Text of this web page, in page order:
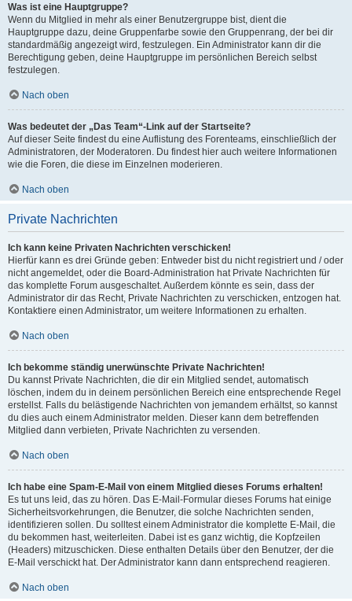
Was ist eine Hauptgruppe?
Wenn du Mitglied in mehr als einer Benutzergruppe bist, dient die
Hauptgruppe dazu, deine Gruppenfarbe sowie den Gruppenrang, der bei dir
standardmäßig angezeigt wird, festzulegen. Ein Administrator kann dir die
Berechtigung geben, deine Hauptgruppe im persönlichen Bereich selbst
festzulegen.
Nach oben
Was bedeutet der „Das Team“-Link auf der Startseite?
Auf dieser Seite findest du eine Auflistung des Forenteams, einschließlich der
Administratoren, der Moderatoren. Du findest hier auch weitere Informationen
wie die Foren, die diese im Einzelnen moderieren.
Nach oben
Private Nachrichten
Ich kann keine Privaten Nachrichten verschicken!
Hierfür kann es drei Gründe geben: Entweder bist du nicht registriert und / oder
nicht angemeldet, oder die Board-Administration hat Private Nachrichten für
das komplette Forum ausgeschaltet. Außerdem könnte es sein, dass der
Administrator dir das Recht, Private Nachrichten zu verschicken, entzogen hat.
Kontaktiere einen Administrator, um weitere Informationen zu erhalten.
Nach oben
Ich bekomme ständig unerwünschte Private Nachrichten!
Du kannst Private Nachrichten, die dir ein Mitglied sendet, automatisch
löschen, indem du in deinem persönlichen Bereich eine entsprechende Regel
erstellst. Falls du belästigende Nachrichten von jemandem erhältst, so kannst
du dies auch einem Administrator melden. Dieser kann dem betreffenden
Mitglied dann verbieten, Private Nachrichten zu versenden.
Nach oben
Ich habe eine Spam-E-Mail von einem Mitglied dieses Forums erhalten!
Es tut uns leid, das zu hören. Das E-Mail-Formular dieses Forums hat einige
Sicherheitsvorkehrungen, die Benutzer, die solche Nachrichten senden,
identifizieren sollen. Du solltest einem Administrator die komplette E-Mail, die
du bekommen hast, weiterleiten. Dabei ist es ganz wichtig, die Kopfzeilen
(Headers) mitzuschicken. Diese enthalten Details über den Benutzer, der die
E-Mail verschickt hat. Der Administrator kann dann entsprechend reagieren.
Nach oben